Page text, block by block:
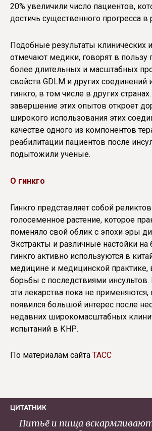
20% увеличили число пациентов,
достичь существенного прогресса в
Подобные результаты клинических
отмечают медики, говорят в пользу
более длительных и масштабных
свойств GDLM и других соединений
гинкго, в том числе в других
завершение этих опытов откроет
широкого использования этих
качестве одного из компонентов
реабилитации пациентов после
подытожили ученые.
О гинкго
Гинкго представляет собой
голосеменное растение, которое
поменяло свой облик с эпохи эры
Экстракты и различные настойки на
гинкго активно используются в
медицине и медицинской практике,
борьбы с последствиями инсультов.
эти лекарства пока не
появился большой интерес после
недавних широкомасштабных
испытаний в КНР.
По материалам сайта ТАСС
ЦИТАТНИК
Питьё и пища